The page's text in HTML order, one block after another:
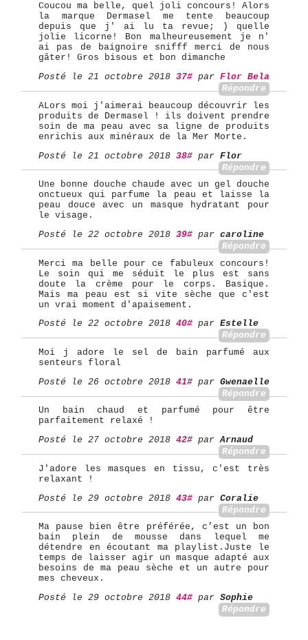
Coucou ma belle, quel joli concours! Alors
la marque Dermasel me tente beaucoup
depuis que j' ai lu ta revue; ) quelle
jolie licorne! Bon malheureusement je n'
ai pas de baignoire snifff merci de nous
gâter! Gros bisous et bon dimanche
Posté le 21 octobre 2018 37# par Flor Bela
Répondre
ALors moi j'aimerai beaucoup découvrir les
produits de Dermasel ! ils doivent prendre
soin de ma peau avec sa ligne de produits
enrichis aux minéraux de la Mer Morte.
Posté le 21 octobre 2018 38# par Flor
Répondre
Une bonne douche chaude avec un gel douche
onctueux qui parfume la peau et laisse la
peau douce avec un masque hydratant pour
le visage.
Posté le 22 octobre 2018 39# par caroline
Répondre
Merci ma belle pour ce fabuleux concours!
Le soin qui me séduit le plus est sans
doute la crème pour le corps. Basique.
Mais ma peau est si vite sèche que c'est
un vrai moment d'apaisement.
Posté le 22 octobre 2018 40# par Estelle
Répondre
Moi j adore le sel de bain parfumé aux
senteurs floral
Posté le 26 octobre 2018 41# par Gwenaelle
Répondre
Un bain chaud et parfumé pour être
parfaitement relaxé !
Posté le 27 octobre 2018 42# parArnaud
Répondre
J'adore les masques en tissu, c'est très
relaxant !
Posté le 29 octobre 2018 43# par Coralie
Répondre
Ma pause bien être préférée, c’est un bon
bain plein de mousse dans lequel me
détendre en écoutant ma playlist.Juste le
temps de laisser agir un masque adapté aux
besoins de ma peau sèche et un autre pour
mes cheveux.
Posté le 29 octobre 2018 44# par Sophie
Répondre